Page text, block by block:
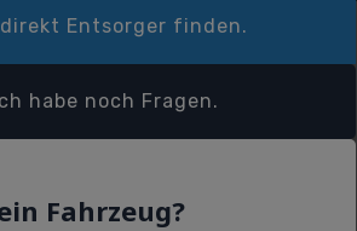
Entsorger finden.
habe noch Fragen.
Fahrzeug?